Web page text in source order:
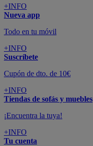
+INFO
Nueva app
Todo en tu móvil
+INFO
Suscríbete
Cupón de dto. de 10€
+INFO
Tiendas de sofás y muebles
¡Encuentra la tuya!
+INFO
Tu cuenta